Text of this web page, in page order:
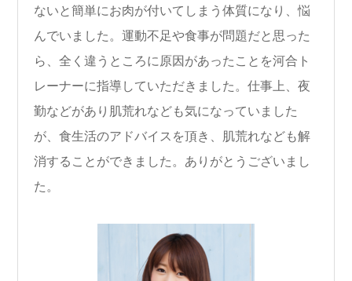
ないと簡単にお肉が付いてしまう体質になり、悩
んでいました。運動不足や食事が問題だと思った
ら、全く違うところに原因があったことを河合ト
レーナーに指導していただきました。仕事上、夜
勤などがあり肌荒れなども気になっていました
が、食生活のアドバイスを頂き、肌荒れなども解
消することができました。ありがとうございまし
た。